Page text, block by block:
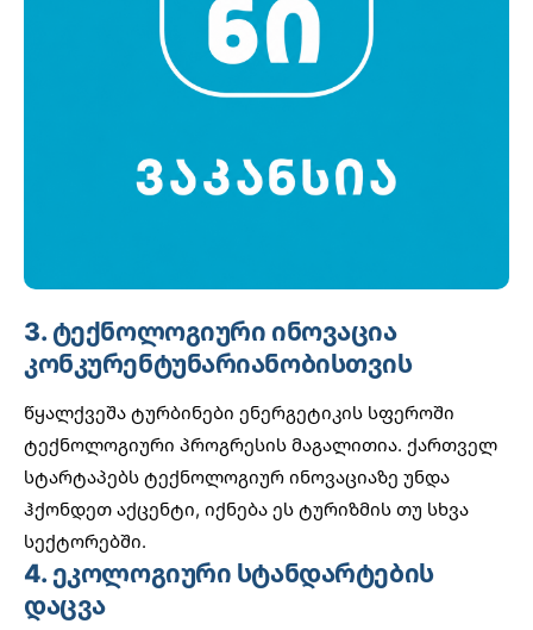
3. ტექნოლოგიური ინოვაცია
კონკურენტუნარიანობისთვის
წყალქვეშა ტურბინები ენერგეტიკის სფეროში
ტექნოლოგიური პროგრესის მაგალითია. ქართველ
სტარტაპებს ტექნოლოგიურ ინოვაციაზე უნდა
ჰქონდეთ აქცენტი, იქნება ეს ტურიზმის თუ სხვა
სექტორებში.
4. ეკოლოგიური სტანდარტების
დაცვა